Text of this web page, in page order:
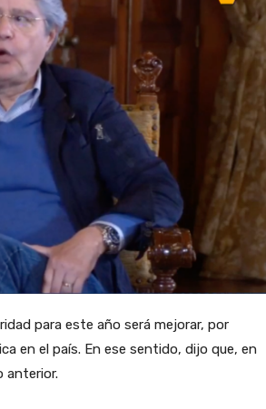
para este año será mejorar, por
en el país. En ese sentido, dijo que, en
anterior.